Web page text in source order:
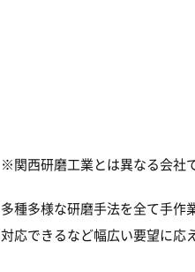
※関西研磨工業とは異なる会社で
多種多様な研磨手法を全て手作
対応できるなど幅広い要望に応